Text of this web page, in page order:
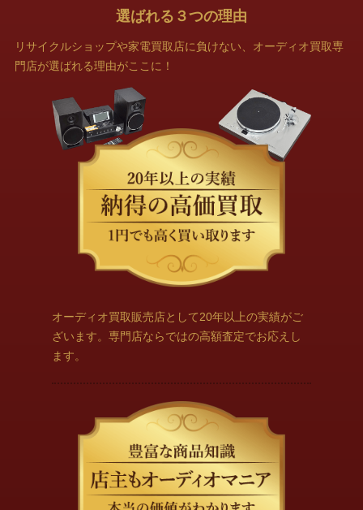
選ばれる ３つの理由
リサイクルショップや家電買取店に負けない、オーディオ買取専
門店が選ばれる理由がここに！
オーディオ買取販売店として20年以上の実績がご
ざいます。専門店ならではの高額査定でお応えし
ます。